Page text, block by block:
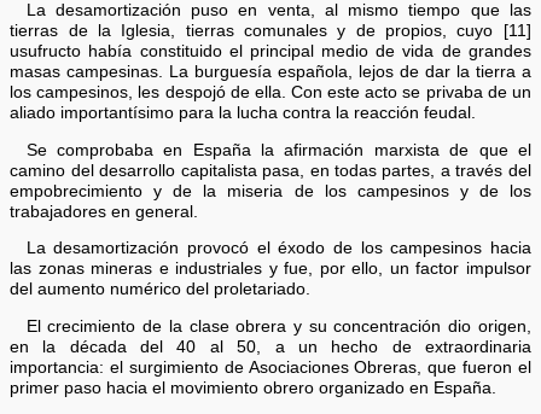
La desamortización puso en venta, al mismo tiempo que las
tierras de la Iglesia, tierras comunales y de propios, cuyo [11]
usufructo había constituido el principal medio de vida de grandes
masas campesinas. La burguesía española, lejos de dar la tierra a
los campesinos, les despojó de ella. Con este acto se privaba de un
aliado importantísimo para la lucha contra la reacción feudal.
Se comprobaba en España la afirmación marxista de que el
camino del desarrollo capitalista pasa, en todas partes, a través del
empobrecimiento y de la miseria de los campesinos y de los
trabajadores en general.
La desamortización provocó el éxodo de los campesinos hacia
las zonas mineras e industriales y fue, por ello, un factor impulsor
del aumento numérico del proletariado.
El crecimiento de la clase obrera y su concentración dio origen,
en la década del 40 al 50, a un hecho de extraordinaria
importancia: el surgimiento de Asociaciones Obreras, que fueron el
primer paso hacia el movimiento obrero organizado en España.